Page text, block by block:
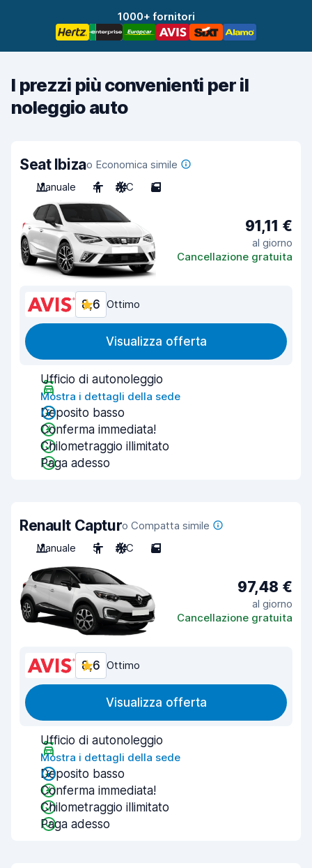
1000+ fornitori
I prezzi più convenienti per il
noleggio auto
Seat Ibizao Economica simile
Manuale
4 A/C 5
91,11 €
al giorno
Cancellazione gratuita
8,6 Ottimo
Visualizza offerta
Ufficio di autonoleggio
Mostra i dettagli della sede
Deposito basso
Conferma immediata!
Chilometraggio illimitato
Paga adesso
Renault Capturo Compatta simile
Manuale
5 A/C 5
97,48 €
al giorno
Cancellazione gratuita
8,6 Ottimo
Visualizza offerta
Ufficio di autonoleggio
Mostra i dettagli della sede
Deposito basso
Conferma immediata!
Chilometraggio illimitato
Paga adesso